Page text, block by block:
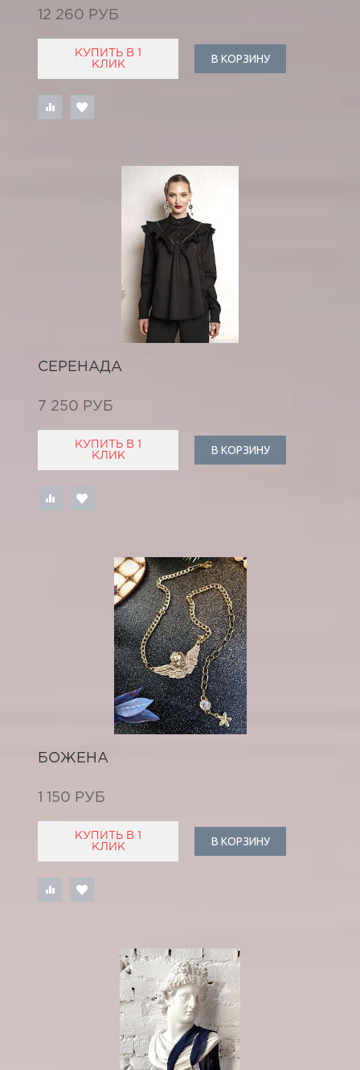
12 260 РУБ
КУПИТЬ В 1
КЛИК
В КОРЗИНУ
СЕРЕНАДА
7 250 РУБ
КУПИТЬ В 1
КЛИК
В КОРЗИНУ
БОЖЕНА
1 150 РУБ
КУПИТЬ В 1
КЛИК
В КОРЗИНУ